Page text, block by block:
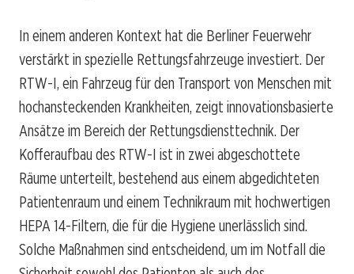
In einem anderen Kontext hat die Berliner Feuerwehr
verstärkt in spezielle Rettungsfahrzeuge investiert. Der
RTW-I, ein Fahrzeug für den Transport von Menschen mit
hochansteckenden Krankheiten, zeigt innovationsbasierte
Ansätze im Bereich der Rettungsdiensttechnik. Der
Kofferaufbau des RTW-I ist in zwei abgeschottete
Räume unterteilt, bestehend aus einem abgedichteten
Patientenraum und einem Technikraum mit hochwertigen
HEPA 14-Filtern, die für die Hygiene unerlässlich sind.
Solche Maßnahmen sind entscheidend, um im Notfall die